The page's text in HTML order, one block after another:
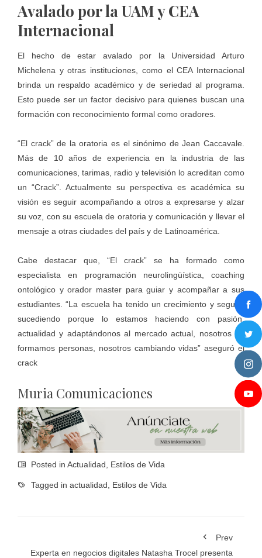
Avalado por la UAM y CEA
Internacional
El hecho de estar avalado por la Universidad Arturo
Michelena y otras instituciones, como el CEA Internacional
brinda un respaldo académico y de seriedad al programa.
Esto puede ser un factor decisivo para quienes buscan una
formación con reconocimiento formal como oradores.
“El crack” de la oratoria es el sinónimo de Jean Caccavale.
Más de 10 años de experiencia en la industria de las
comunicaciones, tarimas, radio y televisión lo acreditan como
un “Crack”. Actualmente su perspectiva es académica su
visión es seguir acompañando a otros a expresarse y alzar
su voz, con su escuela de oratoria y comunicación y llevar el
mensaje a otras ciudades del país y de Latinoamérica.
Cabe destacar que, “El crack” se ha formado como
especialista en programación neurolingüística, coaching
ontológico y orador master para guiar y acompañar a sus
estudiantes. “La escuela ha tenido un crecimiento y seguirá
sucediendo porque lo estamos haciendo con pasión,
actualidad y adaptándonos al mercado actual, nosotros no
formamos personas, nosotros cambiando vidas” aseguró el
crack
Muria Comunicaciones
Posted in Actualidad Estilos de Vida
Tagged in actualidad Estilos de Vida
Prev
Experta en negocios digitales Natasha Trocel presenta